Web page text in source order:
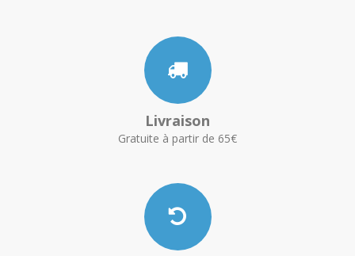
Livraison
Gratuite à partir de 65€